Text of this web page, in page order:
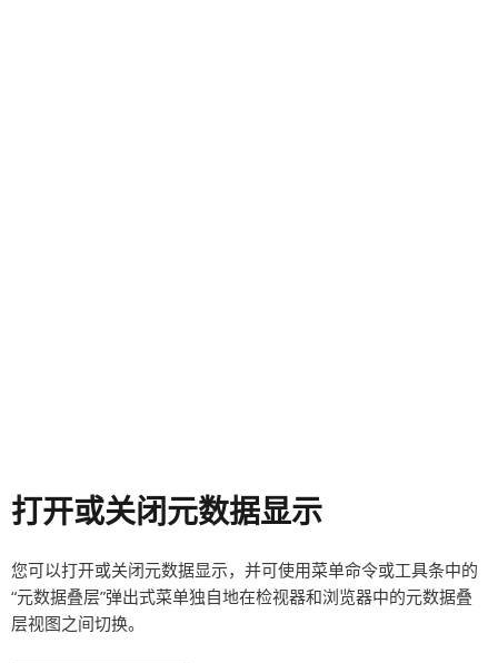
打开或关闭元数据显示
您可以打开或关闭元数据显示，并可使用菜单命令或工具条中的
“元数据叠层”弹出式菜单独自地在检视器和浏览器中的元数据叠
层视图之间切换。